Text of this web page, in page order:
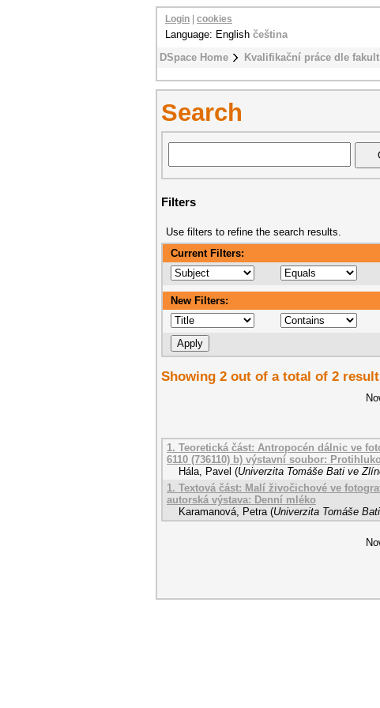
DSpace Home Kvalifikační práce dle fakult
Login cookies
Language: English čeština
Search
Filters
Use filters to refine the search results.
Current Filters:
New Filters:
Showing 2 out of a total of 2
1. Teoretická část: Antropocén dálnic ve
6110 (736110) b) výstavní soubor:
Hála, Pavel (Univerzita Tomáše Bati ve
1. Textová část: Malí živočichové ve
autorská výstava: Denní mléko
Karamanová, Petra (Univerzita Tomáše